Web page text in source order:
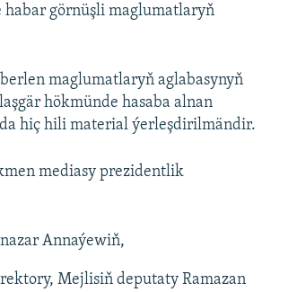
habar görnüşli maglumatlaryň
maglumatlaryň aglabasynyň
hökmünde hasaba alnan
hiç hili material ýerleşdirilmändir.
mediasy prezidentlik
Annaýewiň,
Mejlisiň deputaty Ramazan